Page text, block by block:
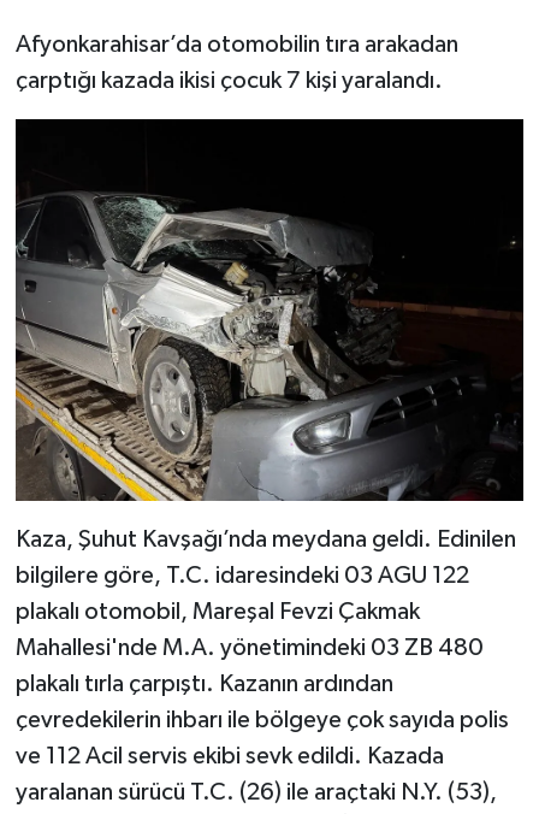
Afyonkarahisar’da otomobilin tıra arakadan
çarptığı kazada ikisi çocuk 7 kişi yaralandı.
Kaza, Şuhut Kavşağı’nda meydana geldi. Edinilen
bilgilere göre, T.C. idaresindeki 03 AGU 122
plakalı otomobil, Mareşal Fevzi Çakmak
Mahallesi'nde M.A. yönetimindeki 03 ZB 480
plakalı tırla çarpıştı. Kazanın ardından
çevredekilerin ihbarı ile bölgeye çok sayıda polis
ve 112 Acil servis ekibi sevk edildi. Kazada
yaralanan sürücü T.C. (26) ile araçtaki N.Y. (53),